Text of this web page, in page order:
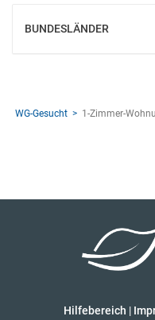
BUNDESLÄNDER
EINBLENDEN
WG-Gesucht 1-Zimmer-
Hilfebereich |